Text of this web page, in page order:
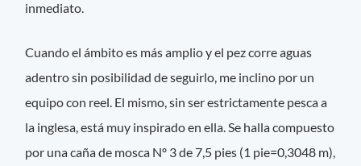
inmediato.
Cuando el ámbito es más amplio y el pez corre aguas
adentro sin posibilidad de seguirlo, me inclino por un
equipo con reel. El mismo, sin ser estrictamente pesca a
la inglesa, está muy inspirado en ella. Se halla compuesto
por una caña de mosca Nº 3 de 7,5 pies (1 pie=0,3048 m),